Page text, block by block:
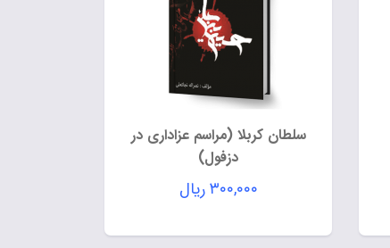
سلطان کربلا (مراسم عزاداری در
دزفول)
۳۰۰,۰۰۰ریال